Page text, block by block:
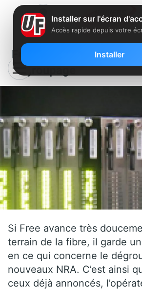
Free : 61 nouveaux
dégroupage
Si Free avance très
terrain de la fibre, il garde
en ce qui concerne le
nouveaux NRA. C’est ainsi
ceux déjà annoncés,
Installer sur l'écran
Accès rapide depuis votre
Installer